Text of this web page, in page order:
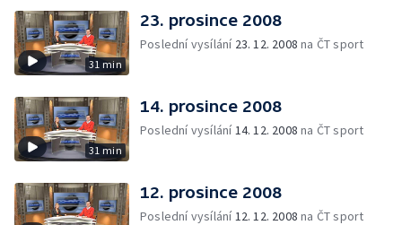
31 min
23. prosince 2008
Poslední vysílání 23. 12. 2008 na ČT sport
31 min
14. prosince 2008
Poslední vysílání14. 12. 2008 na ČT sport
12. prosince 2008
Poslední vysílání12. 12. 2008 na ČT sport